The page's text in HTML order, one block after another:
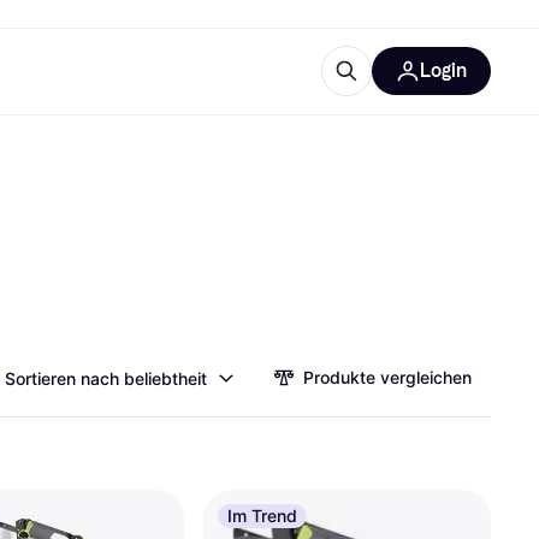
Login
Sortieren nach beliebtheit Produkte vergleichen
Im Trend